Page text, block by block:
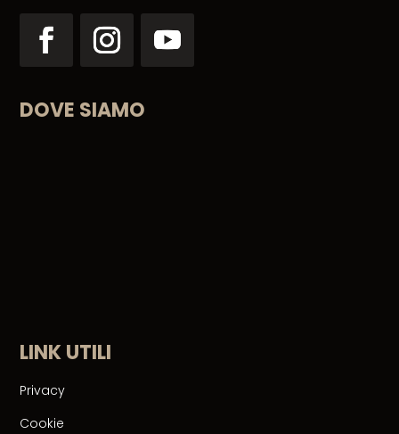
DOVE SIAMO
LINK UTILI
Privacy
Cookie